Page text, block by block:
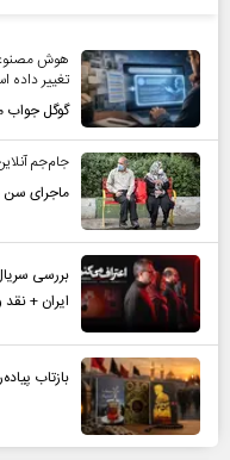
هوش
تغییر داده
گوگل جواب
جام‌جم
ماجرای سن
بررسی
ایران +
بازتاب